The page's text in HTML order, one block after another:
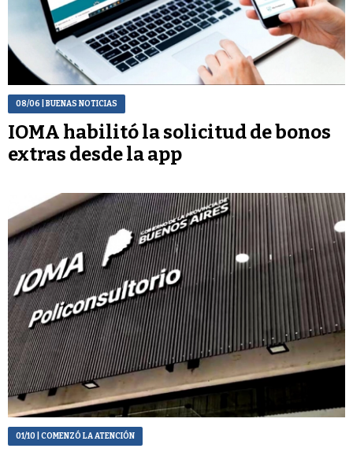
08/06 | BUENAS NOTICIAS
IOMA habilitó la solicitud de bonos
extras desde la app
01/10 | COMENZÓ LA ATENCIÓN